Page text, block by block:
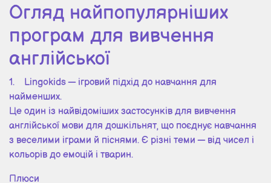
Огляд найпопулярніших
програм для вивчення
англійської
1. Lingokids — ігровий підхід до навчання для
найменших.
Це один із найвідоміших застосунків для вивчення
англійської мови для дошкільнят, що поєднує навчання
з веселими іграми й піснями. Є різні теми — від чисел і
кольорів до емоцій і тварин.
Плюси